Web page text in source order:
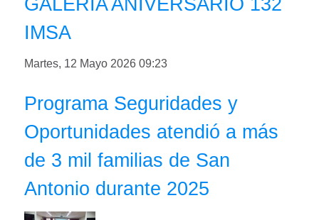
IMSA
Martes, 12 Mayo 2026 09:23
Programa Seguridades y
Oportunidades atendió a más
de 3 mil familias de San
Antonio durante 2025